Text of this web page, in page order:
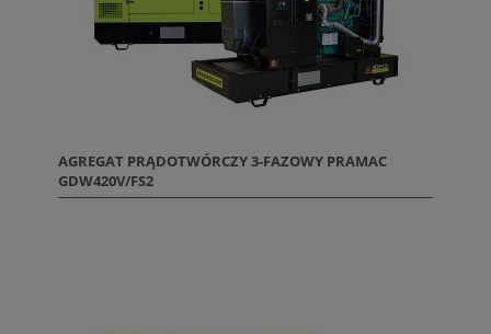
AGREGAT PRĄDOTWÓRCZY 3-FAZOWY PRAMAC
GDW420V/FS2